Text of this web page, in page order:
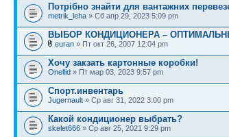
Потрібно знайти для вантажних
metrik_leha » Сб апр 29, 2023 5:09 pm
ВЫБОР КОНДИЦИОНЕРА –
euran » Пт окт 26, 2007 12:04 pm
Хочу закзать картонные коробки!
Onellid » Пт мар 03, 2023 9:57 pm
Спорт.инвентарь
Jugernault » Ср авг 31, 2022 3:00 pm
Какой кондиционер выбрать?
skelet666 » Ср авг 25, 2021 9:29 pm